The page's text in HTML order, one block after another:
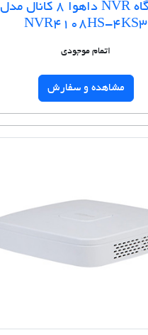
دستگاه NVR داهوا 8 کانال مدل
NVR4108HS-4KS3
اتمام موجودی
مشاهده و سفارش